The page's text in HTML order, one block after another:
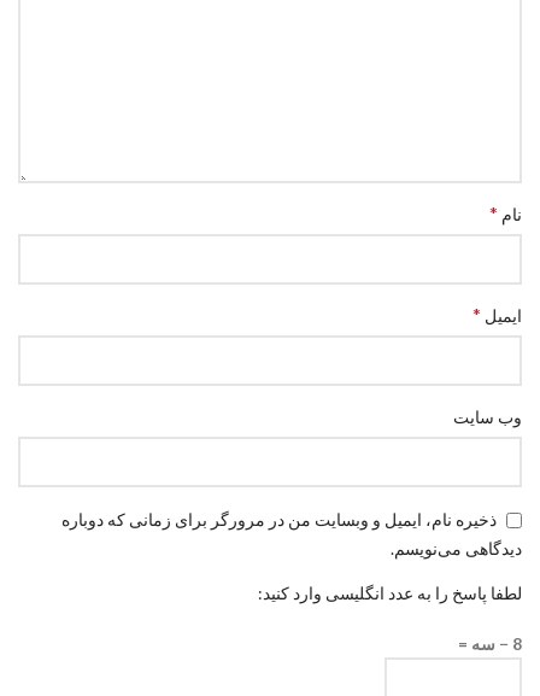
نام *
ایمیل *
وب‌ سایت
ذخیره نام، ایمیل و وبسایت من در مرورگر برای زمانی که دوباره
دیدگاهی می‌نویسم.
لطفا پاسخ را به عدد انگلیسی وارد کنید:
8 − سه =